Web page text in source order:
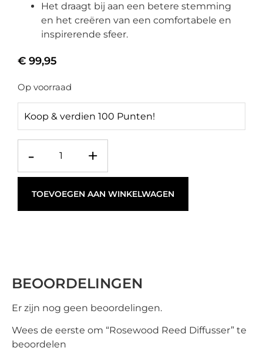
Het draagt ​​bij aan een betere stemming
en het creëren van een comfortabele en
inspirerende sfeer.
€ 99,95
Op voorraad
Koop & verdien 100 Punten!
- +
TOEVOEGEN AAN WINKELWAGEN
BEOORDELINGEN
Er zijn nog geen beoordelingen.
Wees de eerste om “Rosewood Reed Diffusser” te
beoordelen